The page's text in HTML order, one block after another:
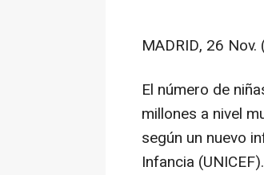
MADRID, 26 Nov.
El número de
millones a nivel
según un nuevo
Infancia (UNICEF).